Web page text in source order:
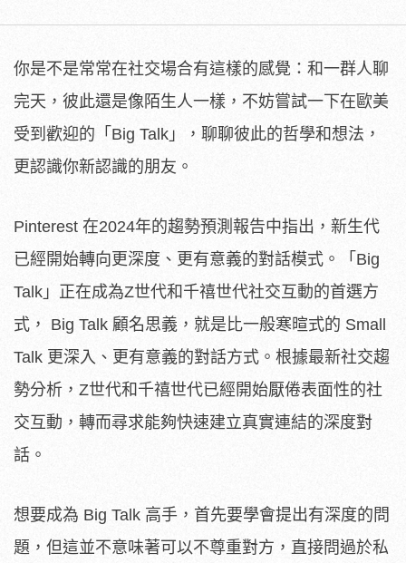
你是不是常常在社交場合有這樣的感覺：和一群人聊
完天，彼此還是像陌生人一樣，不妨嘗試一下在歐美
受到歡迎的「Big Talk」，聊聊彼此的哲學和想法，
更認識你新認識的朋友。
Pinterest 在2024年的趨勢預測報告中指出，新生代
已經開始轉向更深度、更有意義的對話模式。「Big
Talk」正在成為Z世代和千禧世代社交互動的首選方
式， Big Talk 顧名思義，就是比一般寒暄式的 Small
Talk 更深入、更有意義的對話方式。根據最新社交趨
勢分析，Z世代和千禧世代已經開始厭倦表面性的社
交互動，轉而尋求能夠快速建立真實連結的深度對
話。
想要成為 Big Talk 高手，首先要學會提出有深度的問
題，但這並不意味著可以不尊重對方，直接問過於私